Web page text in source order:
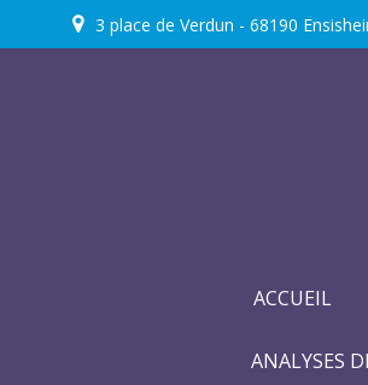
au
3 place de Verdun - 68190
ACCUEIL
ANALYSES